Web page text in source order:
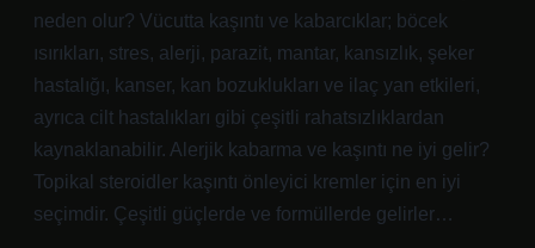
neden olur? Vücutta kaşıntı ve kabarcıklar; böcek
ısırıkları, stres, alerji, parazit, mantar, kansızlık, şeker
hastalığı, kanser, kan bozuklukları ve ilaç yan etkileri,
ayrıca cilt hastalıkları gibi çeşitli rahatsızlıklardan
kaynaklanabilir. Alerjik kabarma ve kaşıntı ne iyi gelir?
Topikal steroidler kaşıntı önleyici kremler için en iyi
seçimdir. Çeşitli güçlerde ve formüllerde gelirler…